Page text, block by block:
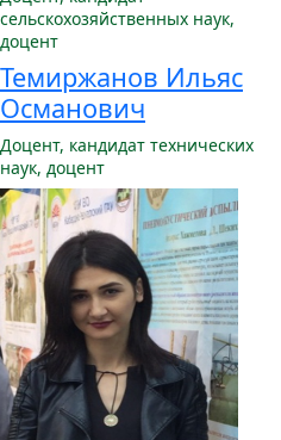
сельскохозяйственных наук,
доцент
Темиржанов Ильяс
Османович
Доцент, кандидат технических
наук, доцент